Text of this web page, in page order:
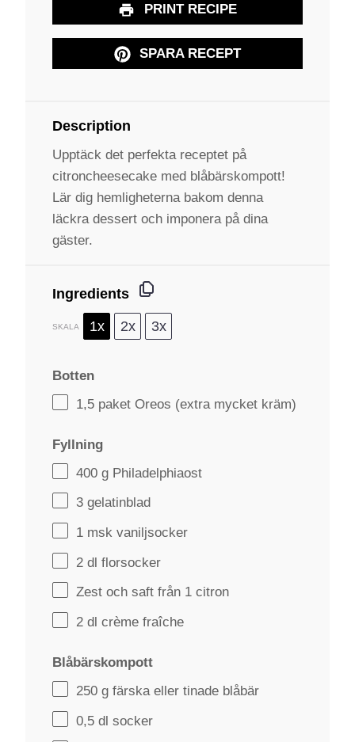
PRINT RECIPE
SPARA RECEPT
Description
Upptäck det perfekta receptet på
citroncheesecake med blåbärskompott!
Lär dig hemligheterna bakom denna
läckra dessert och imponera på dina
gäster.
Ingredients
SKALA 1x 2x 3x
Botten
1,5 paket Oreos (extra mycket kräm)
Fyllning
400 g Philadelphiaost
3 gelatinblad
1 msk vaniljsocker
2 dl florsocker
Zest och saft från 1 citron
2 dl crème fraîche
Blåbärskompott
250 g färska eller tinade blåbär
0,5 dl socker